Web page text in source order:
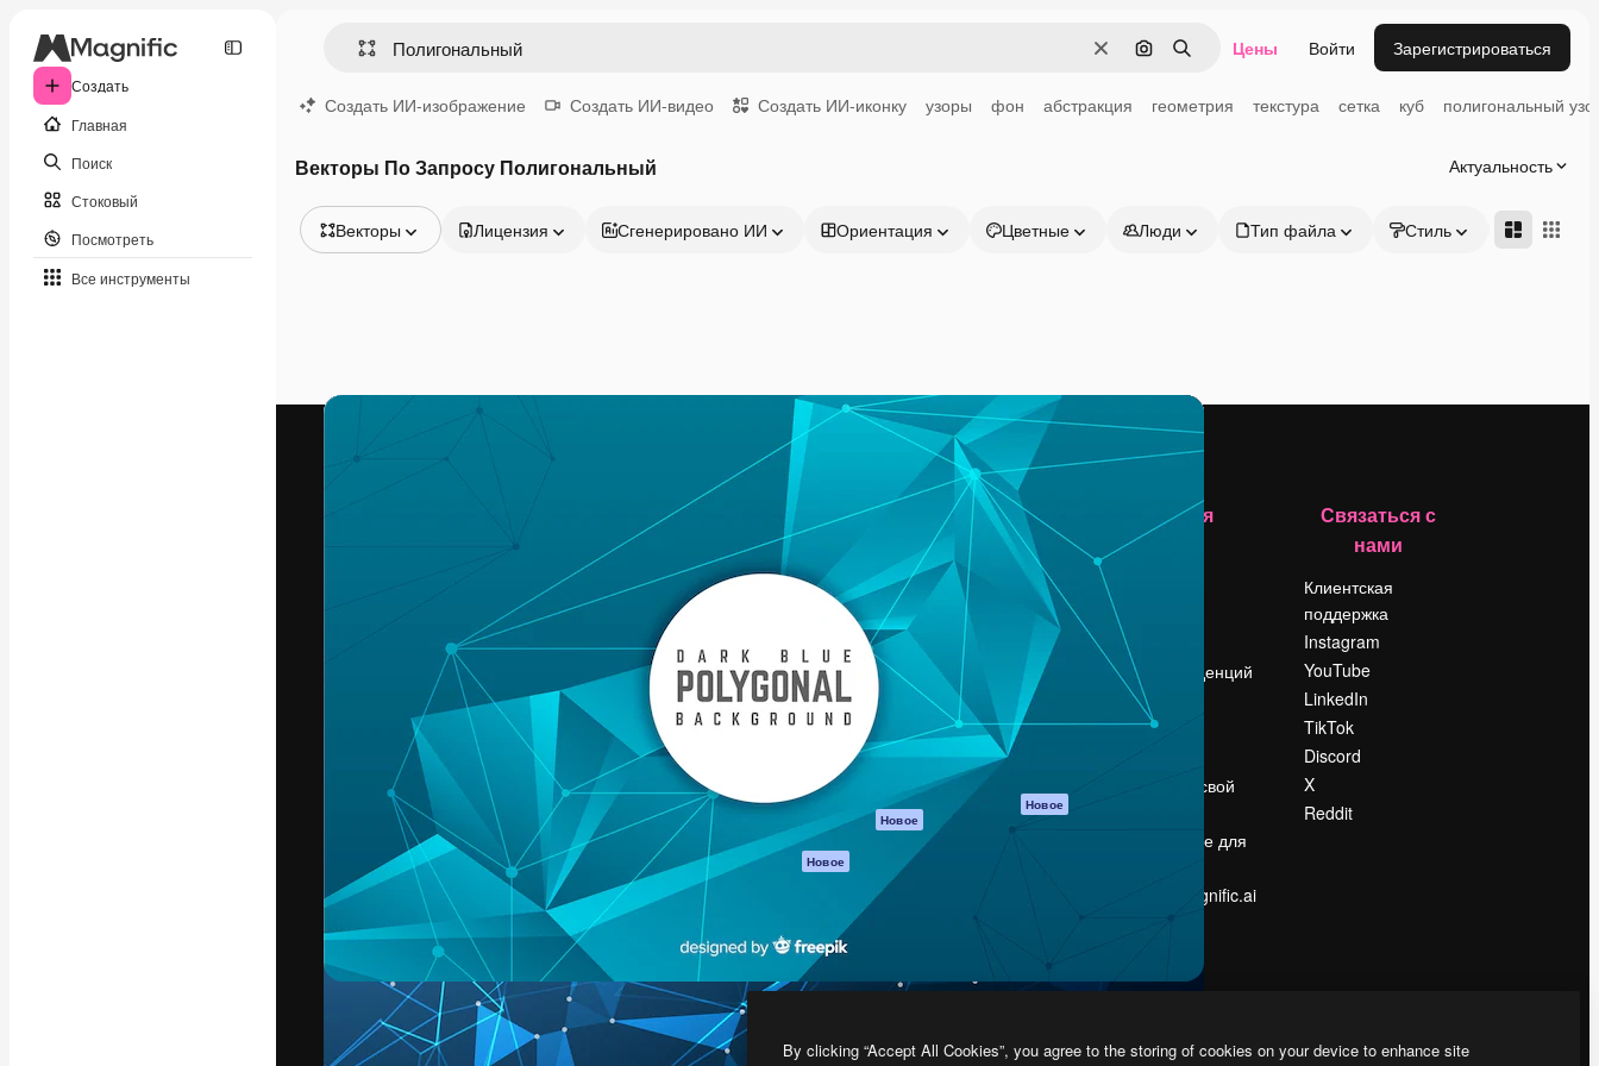
Создать
Главная
Поиск
Стоковый
Посмотреть
Все инструменты
ОчиститьПоиск по изображению
Поиск Цены Войти Зарегистрироваться
Создать ИИ-изображение Создать ИИ-видео Создать ИИ-иконку узоры фон абстракция геометрия текстура сетка куб полигональный
Векторы По Запросу Полигональный Актуальность
Векторы
Видео
Видеошаблоны
Лицензия Сгенерировано ИИ Ориентация Цветные Люди Тип файла Стиль Адвансд
Креативная платформа для создания
ваших лучших работ. Более 1 миллиона
подписчиков среди креаторов,
предприятий, агентств и студий.
Pусский
Продукция
Spaces
ИИ-помощник
изображений ИИ
Генератор видео
ИИ
Генератор голоса
Стоковый контент
MCP для
Claude/ChatGPT
Новое
Агенты Новое
приложение
Все инструменты
Magnific
Начать
Academy
Документация по
Пакету ИИ
Служба
поддержки
Условия и
положения
Политика
конфиденциальности
Оригиналы
Новое
Политика файлов
Компания
Цены
Reviews
Вакансии
Поиск тенденций
Блог
События
Продайте свой
Помещение для
Ищете magnific.ai
Связаться с
нами
Клиентская
поддержка
Instagram
YouTube
LinkedIn
TikTok
Discord
X
Reddit
By clicking “Accept All Cookies”, you agree to the storing of cookies on your device to enhance site